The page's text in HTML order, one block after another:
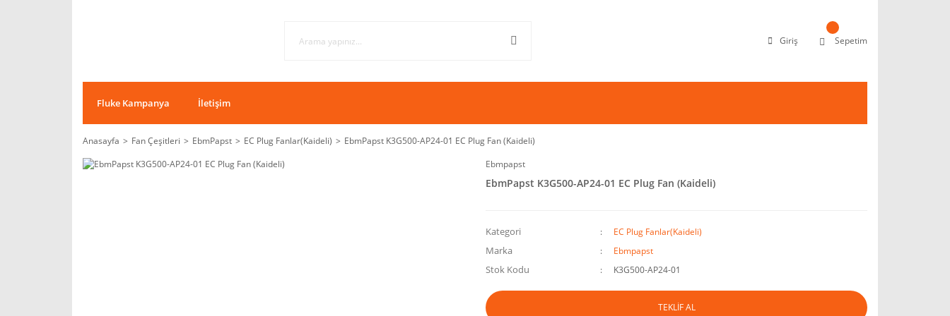
Giriş Sepetim
Fluke Kampanya İletişim
Anasayfa Fan Çeşitleri EbmPapst EC Plug Fanlar(Kaideli)
EbmPapst K3G500-AP24-01 EC Plug Fan (Kaideli)
Ebmpapst
EbmPapst K3G500-AP24-01 EC Plug Fan (Kaideli)
Kategori EC Plug Fanlar(Kaideli)
Marka Ebmpapst
Stok Kodu K3G500-AP24-01
TEKLİF AL